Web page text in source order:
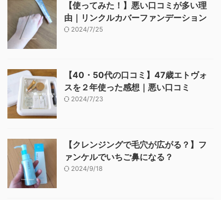
【使ってみた！】悪い口コミが多い理
由｜リンクルカバーファンデーション
2024/7/25
【40・50代の口コミ】47歳エトヴォ
スを２年使った感想｜悪い口コミ
2024/7/23
【クレンジングで毛穴が広がる？】フ
ァンケルでいちご鼻になる？
2024/9/18